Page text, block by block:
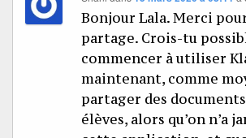
Bonjour Lala. Merci
partage. Crois-tu
commencer à utiliser
maintenant, comme
partager des
élèves, alors qu’on n’a